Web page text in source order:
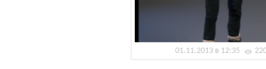
01.11.2013 в 12:35